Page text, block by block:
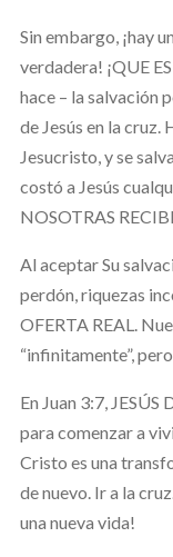
Sin embargo, ¡hay
verdadera! ¡QUE
hace – la salvación
de Jesús en la cruz.
Jesucristo, y se
costó a Jesús
NOSOTRAS
Al aceptar Su
perdón, riquezas
OFERTA REAL.
“infinitamente”,
En Juan 3:7, JESÚS
para comenzar a
Cristo es una
de nuevo. Ir a la
una nueva vida!